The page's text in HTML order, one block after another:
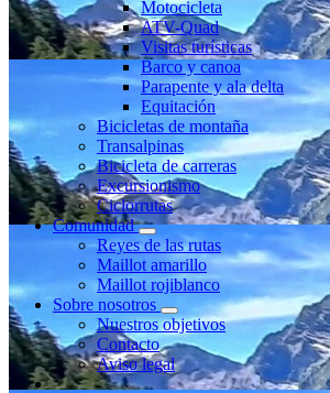
Motocicleta
ATV-Quad
Visitas turísticas
Barco y canoa
Parapente y ala delta
Equitación
Bicicletas de montaña
Transalpinas
Bicicleta de carreras
Excursionismo
Ciclorrutas
Comunidad
Reyes de las rutas
Maillot amarillo
Maillot rojiblanco
Sobre nosotros
Nuestros objetivos
Contacto
Aviso legal